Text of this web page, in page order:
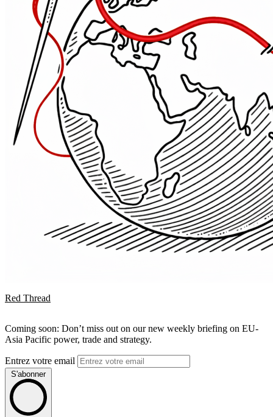
Red Thread
Coming soon: Don’t miss out on our new weekly briefing on EU-
Asia Pacific power, trade and strategy.
Entrez votre email
S'abonner